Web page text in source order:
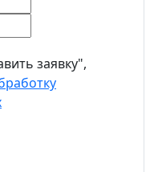
заявку",